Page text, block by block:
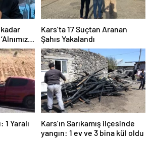
Kars’ta 17 Suçtan Aranan
Şahıs Yakalandı
1 Yaralı
Kars’ın Sarıkamış ilçesinde
yangın: 1 ev ve 3 bina kül oldu